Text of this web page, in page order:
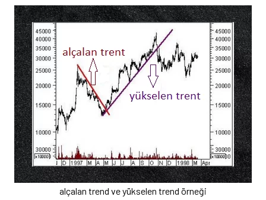
alçalan trend ve yükselen trend örneği